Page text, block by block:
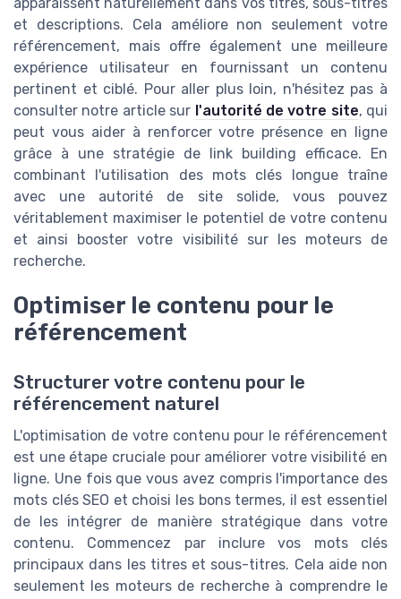
et descriptions. Cela améliore non seulement votre
référencement, mais offre également une meilleure
expérience utilisateur en fournissant un contenu
pertinent et ciblé. Pour aller plus loin, n'hésitez pas à
consulter notre article sur l'autorité de votre site, qui
peut vous aider à renforcer votre présence en ligne
grâce à une stratégie de link building efficace. En
combinant l'utilisation des mots clés longue traîne
avec une autorité de site solide, vous pouvez
véritablement maximiser le potentiel de votre contenu
et ainsi booster votre visibilité sur les moteurs de
recherche.
Optimiser le contenu pour le
référencement
Structurer votre contenu pour le
référencement naturel
L'optimisation de votre contenu pour le référencement
est une étape cruciale pour améliorer votre visibilité en
ligne. Une fois que vous avez compris l'importance des
mots clés SEO et choisi les bons termes, il est essentiel
de les intégrer de manière stratégique dans votre
contenu. Commencez par inclure vos mots clés
principaux dans les titres et sous-titres. Cela aide non
seulement les moteurs de recherche à comprendre le